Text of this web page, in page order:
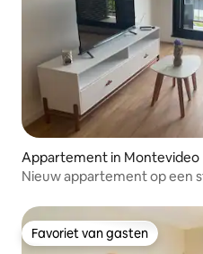
Appartement in Montevideo
Nieuw appartement op een
Favoriet van gasten
Favoriet van gasten